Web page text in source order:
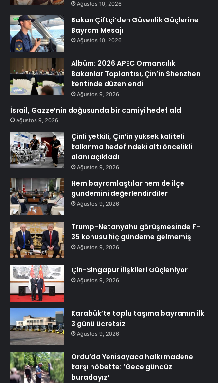
Ağustos 10, 2026
Bakan Çiftçi’den Güvenlik Güçlerine
Bayram Mesajı
Ağustos 10, 2026
Albüm: 2026 APEC Ormancılık
Bakanlar Toplantısı, Çin’in Shenzhen
kentinde düzenlendi
Ağustos 9, 2026
İsrail, Gazze’nin doğusunda bir camiyi hedef aldı
Ağustos 9, 2026
Çinli yetkili, Çin’in yüksek kaliteli
kalkınma hedefindeki altı öncelikli
alanı açıkladı
Ağustos 9, 2026
Hem bayramlaştılar hem de ilçe
gündemini değerlendirdiler
Ağustos 9, 2026
Trump-Netanyahu görüşmesinde F-
35 konusu hiç gündeme gelmemiş
Ağustos 9, 2026
Çin-Singapur İlişkileri Güçleniyor
Ağustos 9, 2026
Karabük’te toplu taşıma bayramın ilk
3 günü ücretsiz
Ağustos 9, 2026
Ordu’da Yenisayaca halkı madene
karşı nöbette: ‘Gece gündüz
buradayız’